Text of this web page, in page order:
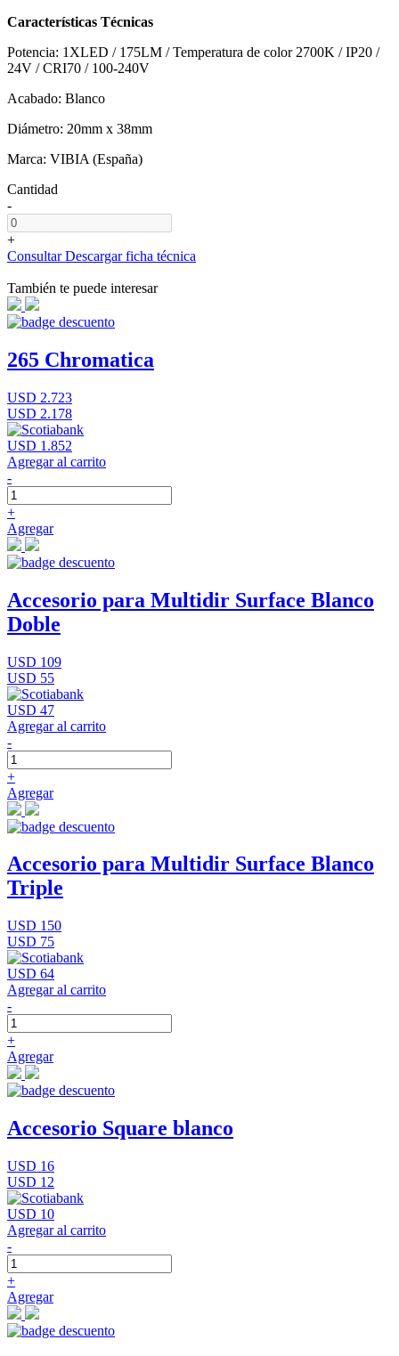
Características Técnicas
Potencia: 1XLED / 175LM / Temperatura de color 2700K / IP20 /
24V / CRI70 / 100-240V
Acabado: Blanco
Diámetro: 20mm x 38mm
Marca: VIBIA (España)
Cantidad
-
+
ConsultarDescargar ficha técnica
También te puede interesar
265 Chromatica
USD 2.723
USD 2.178
USD 1.852
Agregar al carrito
-
+
Agregar
Accesorio para Multidir Surface Blanco
Doble
USD 109
USD 55
USD 47
Agregar al carrito
-
+
Agregar
Accesorio para Multidir Surface Blanco
Triple
USD 150
USD 75
USD 64
Agregar al carrito
-
+
Agregar
Accesorio Square blanco
USD 16
USD 12
USD 10
Agregar al carrito
-
+
Agregar